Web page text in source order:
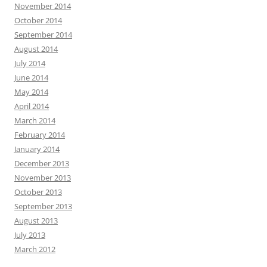
November 2014
October 2014
September 2014
August 2014
July 2014
June 2014
May 2014
April 2014
March 2014
February 2014
January 2014
December 2013
November 2013
October 2013
September 2013
August 2013
July 2013
March 2012